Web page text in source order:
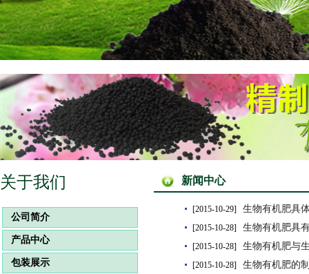
关于我们
公司简介
产品中心
包装展示
新闻中心
[2015-10-29] 生物有机肥具
[2015-10-28] 生物有机肥具
[2015-10-28] 生物有机肥与
[2015-10-28] 生物有机肥的